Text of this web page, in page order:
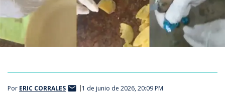
Por ERIC CORRALES 1 de junio de 2026, 20:09 PM